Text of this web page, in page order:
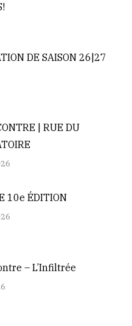
DE SAISON 26|27
| RUE DU
10e ÉDITION
– L’Infiltrée